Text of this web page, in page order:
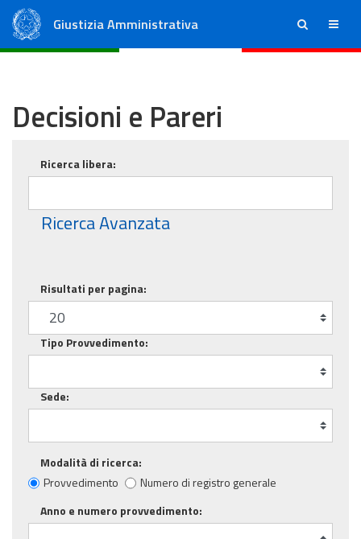
Giustizia Amministrativa ricerca menu
Decisioni e Pareri
Ricerca base
Ricerca libera:
Ricerca Avanzata
Risultati per pagina:
Tipo Provvedimento:
Sede:
Modalità di ricerca:
Provvedimento
Numero di registro generale
Anno e numero provvedimento: